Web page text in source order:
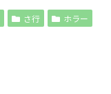
さ行
ホラー